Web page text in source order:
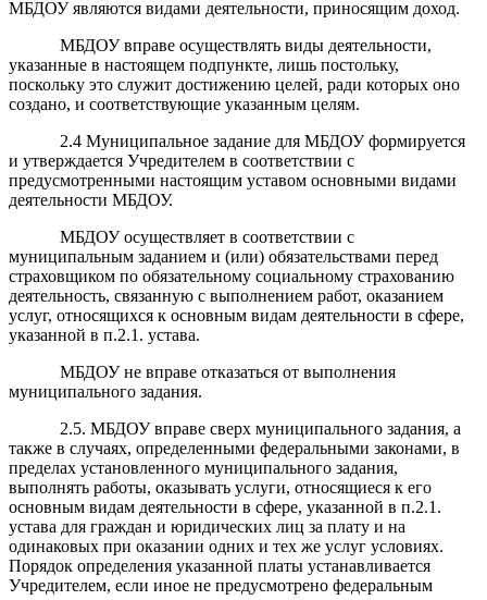
МБДОУ являются видами деятельности, приносящим доход.
МБДОУ вправе осуществлять виды деятельности,
указанные в настоящем подпункте, лишь постольку,
поскольку это служит достижению целей, ради которых оно
создано, и соответствующие указанным целям.
2.4 Муниципальное задание для МБДОУ формируется
и утверждается Учредителем в соответствии с
предусмотренными настоящим уставом основными видами
деятельности МБДОУ.
МБДОУ осуществляет в соответствии с
муниципальным заданием и (или) обязательствами перед
страховщиком по обязательному социальному страхованию
деятельность, связанную с выполнением работ, оказанием
услуг, относящихся к основным видам деятельности в сфере,
указанной в п.2.1. устава.
МБДОУ не вправе отказаться от выполнения
муниципального задания.
2.5. МБДОУ вправе сверх муниципального задания, а
также в случаях, определенными федеральными законами, в
пределах установленного муниципального задания,
выполнять работы, оказывать услуги, относящиеся к его
основным видам деятельности в сфере, указанной в п.2.1.
устава для граждан и юридических лиц за плату и на
одинаковых при оказании одних и тех же услуг условиях.
Порядок определения указанной платы устанавливается
Учредителем, если иное не предусмотрено федеральным